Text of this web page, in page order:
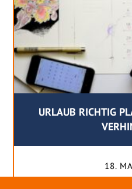
URLAUB RICHTIG
18.